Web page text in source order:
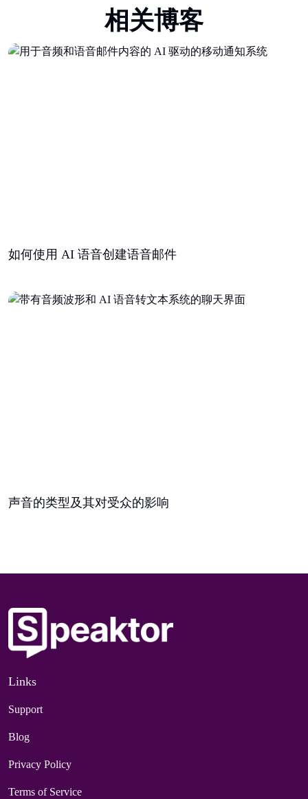
相关博客
如何使用 AI 语音创建语音邮件
声音的类型及其对受众的影响
Links
Support
Blog
Privacy Policy
Terms of Service